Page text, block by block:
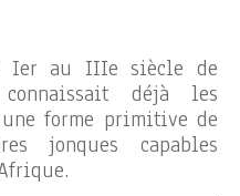
Ier au IIIe siècle de
déjà les
forme primitive de
jonques capables